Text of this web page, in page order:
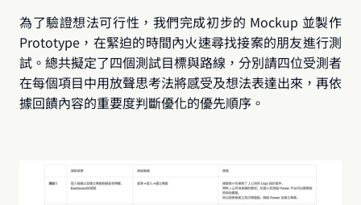
為了驗證想法可行性，我們完成初步的 Mockup 並製作
Prototype，在緊迫的時間內火速尋找接案的朋友進行測
試。總共擬定了四個測試目標與路線，分別請四位受測者
在每個項目中用放聲思考法將感受及想法表達出來，再依
據回饋內容的重要度判斷優化的優先順序。